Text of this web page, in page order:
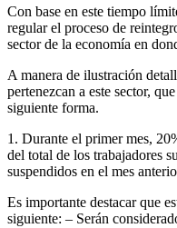
Con base en este tiempo
regular el proceso de
sector de la economía en
A manera de ilustración
pertenezcan a este sector,
siguiente forma.
1. Durante el primer mes,
del total de los trabajadores
suspendidos en el mes
Es importante destacar que
siguiente: – Serán